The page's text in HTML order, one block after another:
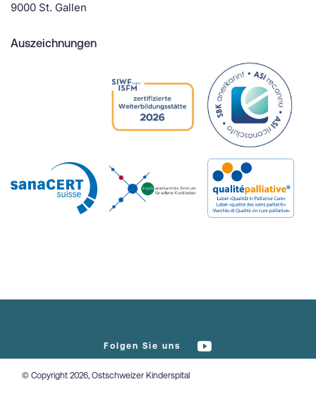
9000 St. Gallen
Auszeichnungen
Folgen Sie uns
© Copyright 2026, Ostschweizer Kinderspital